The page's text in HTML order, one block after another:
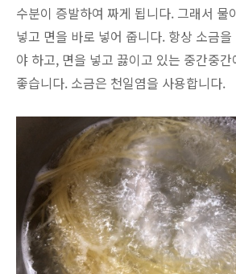
수분이 증발하여 짜게 됩니다. 그래서 물
넣고 면을 바로 넣어 줍니다. 항상 소금
야 하고, 면을 넣고 끓이고 있는 중간중
좋습니다. 소금은 천일염을 사용합니다.